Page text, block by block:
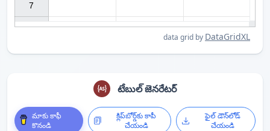
data grid by DataGridXL
7
టేబుల్ జెనరేటర్
మాకు కాఫీ
కొనండి
క్లిప్‌బోర్డ్‌కు కాపీ
చేయండి
ఫైల్ డౌన్‌లోడ్
చేయండి